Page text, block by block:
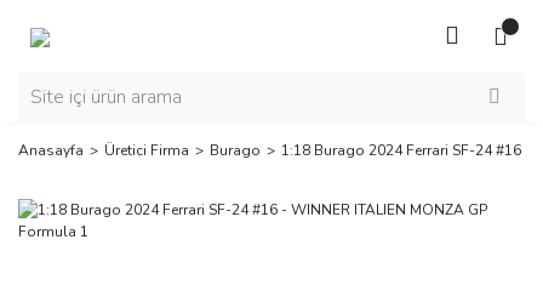
Anasayfa Üretici Firma Burago 1:18 Burago 2024 Ferrari SF-24 #16 -